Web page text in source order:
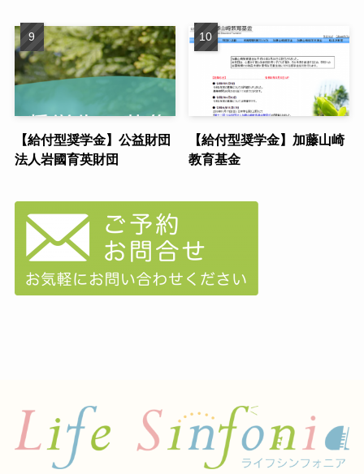
【給付型奨学金】公益財団
法人岩國育英財団
【給付型奨学金】加藤山崎
教育基金